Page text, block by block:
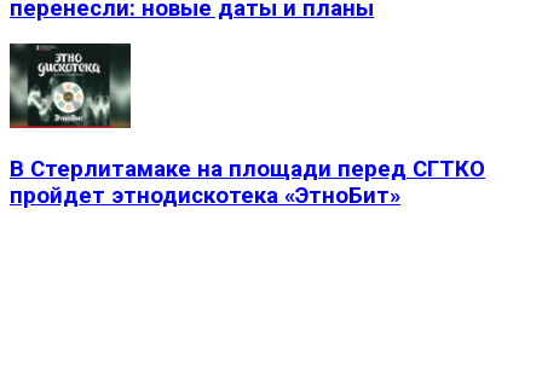
перенесли: новые даты и планы
В Стерлитамаке на площади перед СГТКО
пройдет этнодискотека «ЭтноБит»